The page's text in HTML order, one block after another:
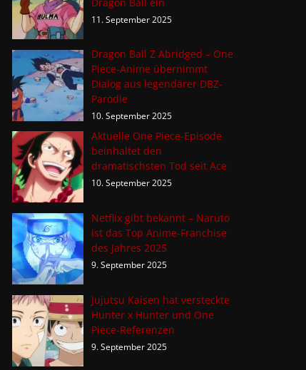
11. September 2025
Dragon Ball Z Abridged – One
Piece-Anime übernimmt
Dialog aus legendärer DBZ-
Parodie
10. September 2025
Aktuelle One Piece-Episode
beinhaltet den
dramatischsten Tod seit Ace
10. September 2025
Netflix gibt bekannt – Naruto
ist das Top Anime-Franchise
des Jahres 2025
9. September 2025
Jujutsu Kaisen hat versteckte
Hunter x Hunter und One
Piece-Referenzen
9. September 2025